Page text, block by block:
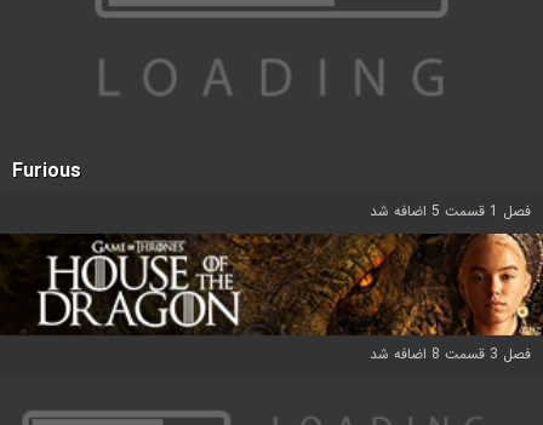
Furious
فصل 1 قسمت 5 اضافه شد
فصل 3 قسمت 8 اضافه شد